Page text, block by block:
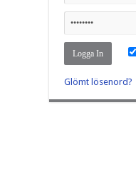
Glömt lösenord?